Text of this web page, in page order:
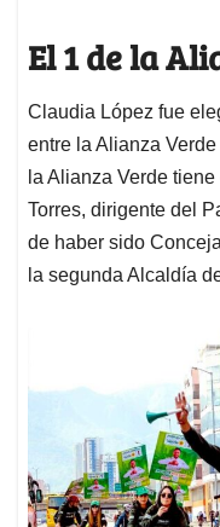
El 1 de la
Claudia López fue
entre la Alianza
la Alianza Verde
Torres, dirigente del
de haber sido
la segunda Alcaldía